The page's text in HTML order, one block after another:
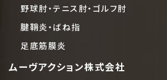
野球肘・テニス肘・ゴルフ肘
腱鞘炎・ばね指
足底筋膜炎
ムーヴアクション株式会社